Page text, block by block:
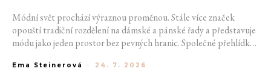
Módní svět prochází výraznou proměnou. Stále více značek
opouští tradiční rozdělení na dámské a pánské řady a představuje
módu jako jeden prostor bez pevných hranic. Společné přehlídky,
klasické týdny módy mohou brzy vypadat úplně jinak.
Ema Steinerová - 24. 7. 2026